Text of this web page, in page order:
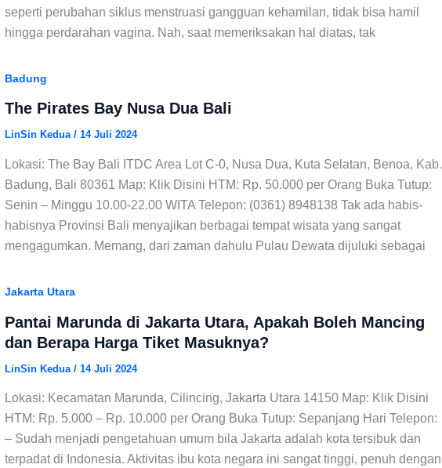
seperti perubahan siklus menstruasi gangguan kehamilan, tidak bisa hamil
hingga perdarahan vagina. Nah, saat memeriksakan hal diatas, tak
Badung
The Pirates Bay Nusa Dua Bali
LinSin Kedua / 14 Juli 2024
Lokasi: The Bay Bali ITDC Area Lot C-0, Nusa Dua, Kuta Selatan, Benoa, Kab.
Badung, Bali 80361 Map: Klik Disini HTM: Rp. 50.000 per Orang Buka Tutup:
Senin – Minggu 10.00-22.00 WITA Telepon: (0361) 8948138 Tak ada habis-
habisnya Provinsi Bali menyajikan berbagai tempat wisata yang sangat
mengagumkan. Memang, dari zaman dahulu Pulau Dewata dijuluki sebagai
Jakarta Utara
Pantai Marunda di Jakarta Utara, Apakah Boleh Mancing
dan Berapa Harga Tiket Masuknya?
LinSin Kedua / 14 Juli 2024
Lokasi: Kecamatan Marunda, Cilincing, Jakarta Utara 14150 Map: Klik Disini
HTM: Rp. 5.000 – Rp. 10.000 per Orang Buka Tutup: Sepanjang Hari Telepon:
– Sudah menjadi pengetahuan umum bila Jakarta adalah kota tersibuk dan
terpadat di Indonesia. Aktivitas ibu kota negara ini sangat tinggi, penuh dengan